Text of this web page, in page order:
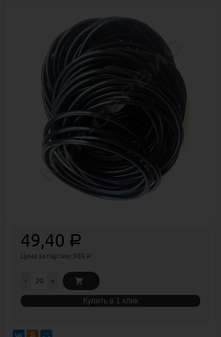
49,40 Р
Цена за партию:988 Р
- +
Купить в 1 клик